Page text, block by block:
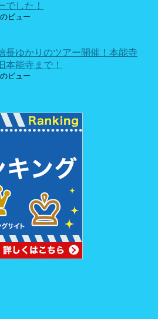
でした！
ビュー
長ゆかりのツアー開催！本能寺
本能寺まで！
ビュー